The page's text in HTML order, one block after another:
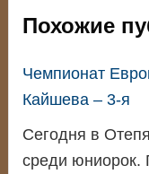
Похожие
Чемпионат
Кайшева – 3-я
Сегодня в
среди юниорок.